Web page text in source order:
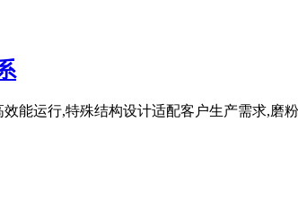
能运行,特殊结构设计适配客户生产需求,磨